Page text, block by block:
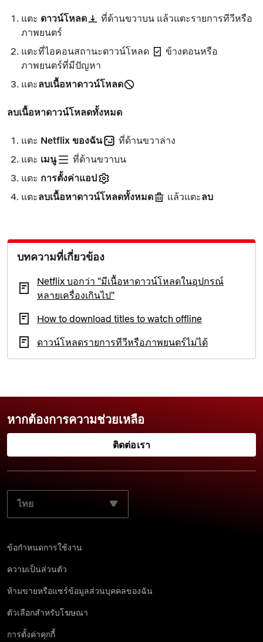
แตะ ดาวน์โหลด
ที่ด้านขวาบน แล้วแตะรายการทีวีหรือ
ภาพยนตร์
แตะที่ไอคอนสถานะดาวน์โหลด
ข้างตอนหรือ
ภาพยนตร์ที่มีปัญหา
แตะลบเนื้อหาดาวน์โหลด
ลบเนื้อหาดาวน์โหลดทั้งหมด
แตะ Netflix ของฉัน
ที่ด้านขวาล่าง
แตะ เมนู
ที่ด้านขวาบน
แตะ การตั้งค่าแอป
แตะลบเนื้อหาดาวน์โหลดทั้งหมด แล้วแตะลบ
บทความที่เกี่ยวข้อง
Netflix บอกว่า "มีเนื้อหาดาวน์โหลดในอุปกรณ์
หลายเครื่องเกินไป"
How to download titles to watch offline
ดาวน์โหลดรายการทีวีหรือภาพยนตร์ไม่ได้
หากต้องการความช่วยเหลือ
ติดต่อเรา
เลือกภาษาที่ต้องการ:
ข้อกำหนดการใช้งาน
ความเป็นส่วนตัว
ห้ามขายหรือแชร์ข้อมูลส่วนบุคคลของฉัน
ตัวเลือกสำหรับโฆษณา
การตั้งค่าคุกกี้